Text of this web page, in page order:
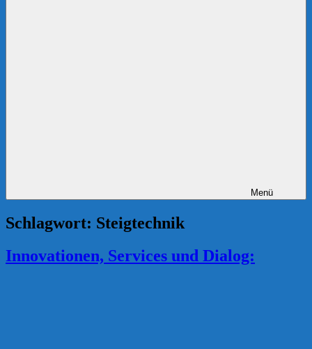
Menü
Schlagwort: Steigtechnik
Innovationen, Services und Dialog: